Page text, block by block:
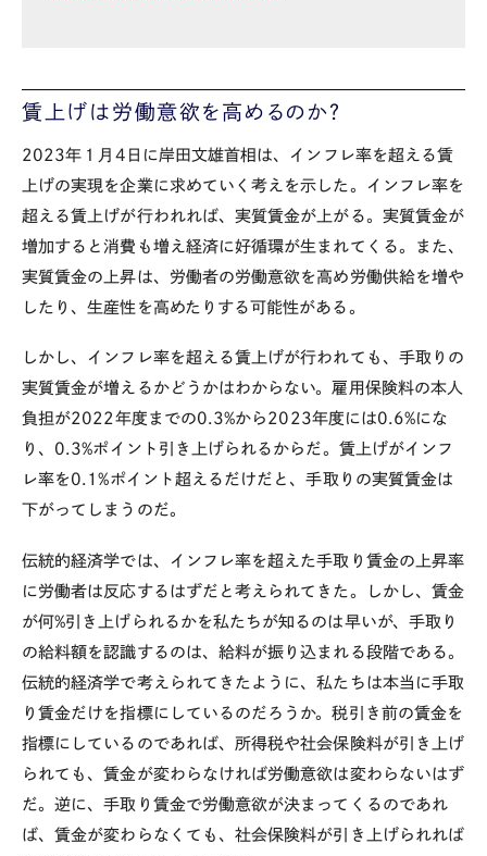
賃上げは労働意欲を高めるのか？
2023年１月 4 日に岸田文雄首相は、インフレ率を超える賃
上げの実現を企業に求めていく考えを示した。インフレ率を
超える賃上げが行われれば、実質賃金が上がる。実質賃金が
増加すると消費も増え経済に好循環が生まれてくる。また、
実質賃金の上昇は、労働者の労働意欲を高め労働供給を増や
したり、生産性を高めたりする可能性がある。
しかし、インフレ率を超える賃上げが行われても、手取りの
実質賃金が増えるかどうかはわからない。雇用保険料の本人
負担が2022 年度までの0.3%から 2023年度には0.6%にな
り、 0.3%ポイント引き上げられるからだ。賃上げがインフ
レ率を0.1%ポイント超えるだけだと、手取りの実質賃金は
下がってしまうのだ。
伝統的経済学では、インフレ率を超えた手取り賃金の上昇率
に労働者は反応するはずだと考えられてきた。しかし、賃金
が何%引き上げられるかを私たちが知るのは早いが、手取り
の給料額を認識するのは、給料が振り込まれる段階である。
伝統的経済学で考えられてきたように、私たちは本当に手取
り賃金だけを指標にしているのだろうか。税引き前の賃金を
指標にしているのであれば、所得税や社会保険料が引き上げ
られても、賃金が変わらなければ労働意欲は変わらないはず
だ。逆に、手取り賃金で労働意欲が決まってくるのであれ
ば、賃金が変わらなくても、社会保険料が引き上げられれば